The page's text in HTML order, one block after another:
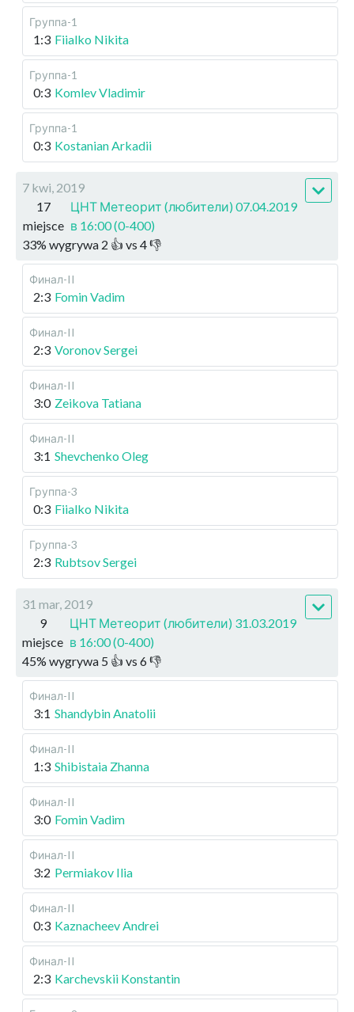
Группа-1
1:3 Fiialko Nikita
Группа-1
0:3 Komlev Vladimir
Группа-1
0:3 Kostanian Arkadii
7 kwi, 2019
17
miejsce
ЦНТ Метеорит (любители) 07.04.2019
в 16:00 (0-400)
33% wygrywa 2 👍 vs 4👎
Финал-II
2:3 Fomin Vadim
Финал-II
2:3 Voronov Sergei
Финал-II
3:0 Zeikova Tatiana
Финал-II
3:1 Shevchenko Oleg
Группа-3
0:3 Fiialko Nikita
Группа-3
2:3 Rubtsov Sergei
31 mar, 2019
9
miejsce
ЦНТ Метеорит (любители) 31.03.2019
в 16:00 (0-400)
45% wygrywa 5 👍 vs 6👎
Финал-II
3:1 Shandybin Anatolii
Финал-II
1:3 Shibistaia Zhanna
Финал-II
3:0 Fomin Vadim
Финал-II
3:2 Permiakov Ilia
Финал-II
0:3 Kaznacheev Andrei
Финал-II
2:3 Karchevskii Konstantin